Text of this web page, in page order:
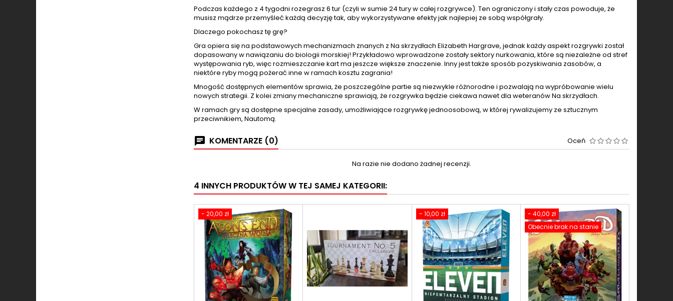
Podczas każdego z 4 tygodni rozegrasz 6 tur (czyli w sumie 24 tury w całej rozgrywce). Ten ograniczony i stały czas powoduje, że
musisz mądrze przemyśleć każdą decyzję tak, aby wykorzystywane efekty jak najlepiej ze sobą współgrały.
Dlaczego pokochasz tę grę?
Gra opiera się na podstawowych mechanizmach znanych z Na skrzydłach Elizabeth Hargrave, jednak każdy aspekt rozgrywki został
dopasowany w nawiązaniu do biologii morskiej! Przykładowo wprowadzone zostały sektory nurkowania, które są niezależne od stref
występowania ryb, więc rozmieszczanie kart ma jeszcze większe znaczenie. Inny jest także sposób pozyskiwania zasobów, a
niektóre ryby mogą pożerać inne w ramach kosztu zagrania!
Mnogość dostępnych elementów sprawia, że poszczególne partie są niezwykle różnorodne i pozwalają na wypróbowanie wielu
nowych strategii. Z kolei zmiany mechaniczne sprawiają, że rozgrywka będzie ciekawa nawet dla weteranów Na skrzydłach.
W ramach gry są dostępne specjalne zasady, umożliwiające rozgrywkę jednoosobową, w której rywalizujemy ze sztucznym
przeciwnikiem, Nautomą.
KOMENTARZE (0) Oceń
Na razie nie dodano żadnej recenzji.
4 INNYCH PRODUKTÓW W TEJ SAMEJ KATEGORII:
- 20,00 zł - 10,00 zł
- 40,00 zł
Obecnie brak na stanie